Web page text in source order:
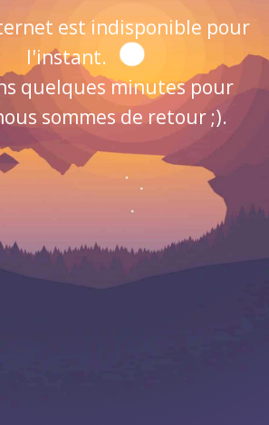
est indisponible pour
l'instant.
quelques minutes pour
sommes de retour ;).